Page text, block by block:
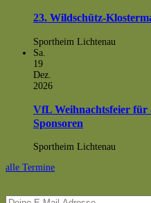
23. Wildschütz-
Sportheim Lichtenau
Sa.
19
Dez.
2026
VfL Weihnachtsfeier
Sponsoren
Sportheim Lichtenau
alle Termine
Deine